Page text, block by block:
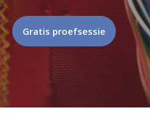
Gratis proefsessie